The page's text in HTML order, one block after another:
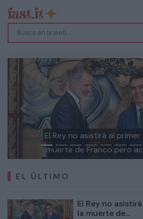
El Rey no asistirá al primer acto por
muerte de Franco pero acuerda
papel de la Monarquía
Previous
EL ÚLTIMO
El Rey no
la muerte de...